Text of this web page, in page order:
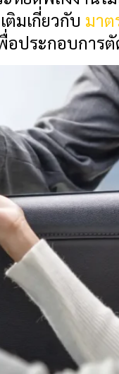
มเกี่ยวกับ มาต
อประกอบการ